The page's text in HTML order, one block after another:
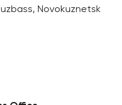
Novokuznetsk